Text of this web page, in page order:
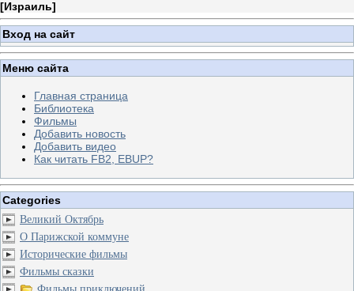
[Израиль]
Вход на сайт
Меню сайта
Главная страница
Библиотека
Фильмы
Добавить новость
Добавить видео
Как читать FB2, EBUP?
Categories
Великий Октябрь
О Парижской коммуне
Исторические фильмы
Фильмы сказки